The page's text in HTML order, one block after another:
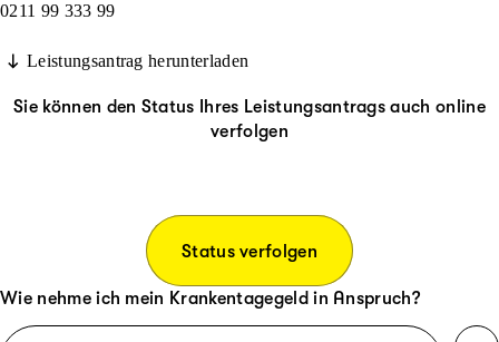
0211 99 333 99
Leistungsantrag herunterladen
Sie können den Status Ihres Leistungsantrags auch online
verfolgen
Status verfolgen
Wie nehme ich mein Krankentagegeld in Anspruch?